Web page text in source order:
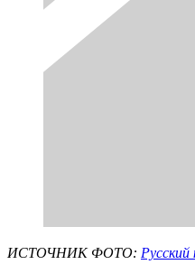
ИСТОЧНИК ФОТО: Русский